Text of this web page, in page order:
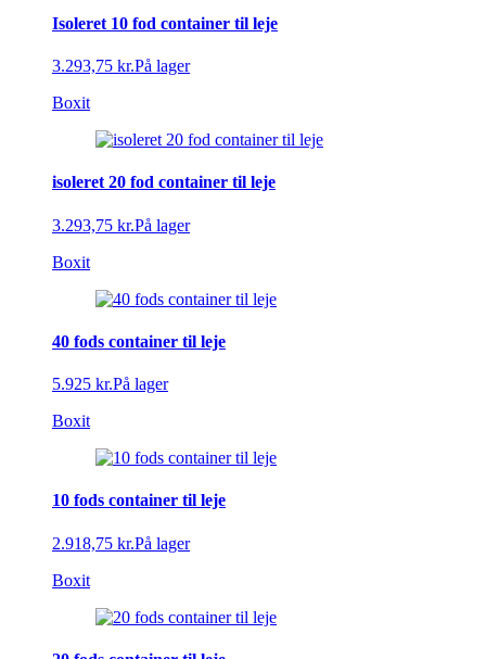
Isoleret 10 fod container til leje
3.293,75 kr.På lager
Boxit
isoleret 20 fod container til leje
3.293,75 kr.På lager
Boxit
40 fods container til leje
5.925 kr.På lager
Boxit
10 fods container til leje
2.918,75 kr.På lager
Boxit